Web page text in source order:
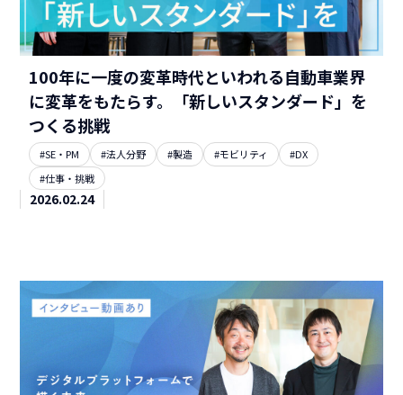
100年に一度の変革時代といわれる自動車業界
に変革をもたらす。「新しいスタンダード」を
つくる挑戦
#SE・PM #法人分野 #製造 #モビリティ
#DX
#仕事・挑戦
2026.02.24